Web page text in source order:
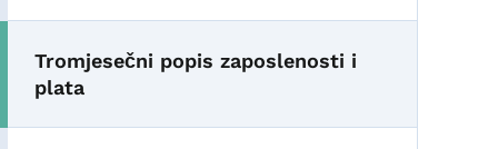
Tromjesečni popis zaposlenosti i
plata